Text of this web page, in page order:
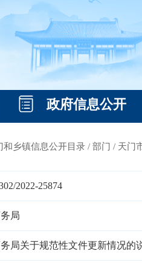
政府信息公开
和乡镇信息公开目录 / 部门 / 天门
2022-25874
局
局关于规范性文件更新情况的